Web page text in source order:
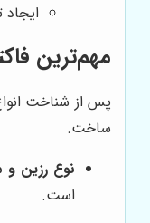
ایجاد
مهم‌ترین
پس از شناخت
ساخت.
نوع رزین و
است.